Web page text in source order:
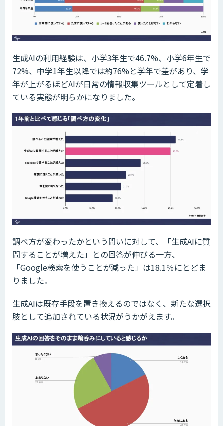
生成AIの利用経験は、小学3年生で46.7%、小学6年生で
72%、中学1年生以降では約76%と学年で差があり、学
年が上がるほどAIが日常の情報収集ツールとして定着し
ている実態が明らかになりました。
調べ方が変わったかという問いに対して、「生成AIに質
問することが増えた」との回答が伸びる一方、
「Google検索を使うことが減った」は18.1％にとどま
りました。
生成AIは既存手段を置き換えるのではなく、新たな選択
肢として追加されている状況がうかがえます。